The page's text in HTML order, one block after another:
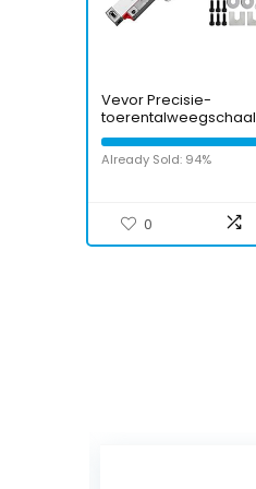
Vevor Precisie-
toerentalweegschaal
300 mm voor
freesmachine met
accessoires
Already Sold: 94%
0